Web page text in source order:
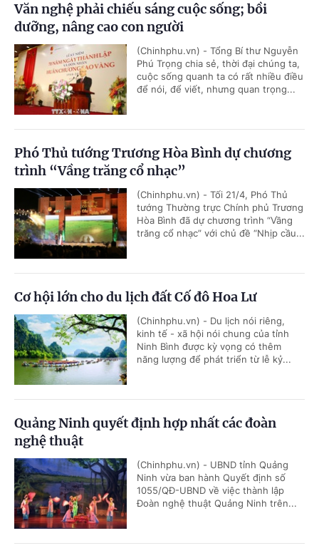
Văn nghệ phải chiếu sáng cuộc sống; bồi
dưỡng, nâng cao con người
(Chinhphu.vn) - Tổng Bí thư Nguyễn
Phú Trọng chia sẻ, thời đại chúng ta,
cuộc sống quanh ta có rất nhiều điều
để nói, để viết, nhưng quan trọng...
Phó Thủ tướng Trương Hòa Bình dự chương
trình “Vầng trăng cổ nhạc”
(Chinhphu.vn) - Tối 21/4, Phó Thủ
tướng Thường trực Chính phủ Trương
Hòa Bình đã dự chương trình “Vầng
trăng cổ nhạc” với chủ đề “Nhịp cầu...
Cơ hội lớn cho du lịch đất Cố đô Hoa Lư
(Chinhphu.vn) - Du lịch nói riêng,
kinh tế - xã hội nói chung của tỉnh
Ninh Bình được kỳ vọng có thêm
năng lượng để phát triển từ lễ kỷ...
Quảng Ninh quyết định hợp nhất các đoàn
nghệ thuật
(Chinhphu.vn) - UBND tỉnh Quảng
Ninh vừa ban hành Quyết định số
1055/QĐ-UBND về việc thành lập
Đoàn nghệ thuật Quảng Ninh trên...